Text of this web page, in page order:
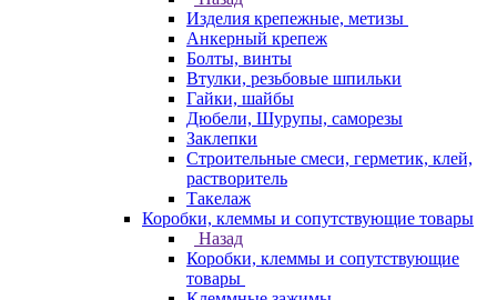
Изделия крепежные, метизы
Анкерный крепеж
Болты, винты
Втулки, резьбовые шпильки
Гайки, шайбы
Дюбели, Шурупы, саморезы
Заклепки
Строительные смеси, герметик, клей,
растворитель
Такелаж
Коробки, клеммы и сопутствующие товары
Назад
Коробки, клеммы и сопутствующие
товары